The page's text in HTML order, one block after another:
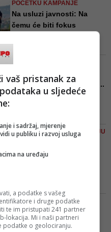
što većem broju trebaju izaći na
izbore i dati glas političkoj opciji
POČETKU KAMPANJE
Na usluzi javnosti: Na
čemu će biti fokus
Efendić, Općinu Vogošća Edin
Smajić, Općinu Centar Nedžad
Ajnadžić, Općinu Trnovo Ibro
Fikret Prevlj...
kandidati su u Sarajevu: ...
"Čapljinska neovisna stranka –
Srebreniku, Tuzli, Živinicama,
Kalesiji, Zenici, Livnu, Ilijašu i
DOBROVOLJCI U SPAŠAVANJU
prima volontere: Ovo su
objavljivanja Konkursa, a
najkasnije do 11. 10. 2020.
godine do 12 sati
VIŠE OD 30 HILJADA
KANDIDATA
CIK objavio preliminarne
vaš pristanak za
u sljedeće
i sadržaj, mjerenje
u publiku i razvoj usluga
na uređaju
a podatke s vašeg
i druge podatke
te im pristupati 241 partner
lokacija. Mi i naši partneri
podatke o geolociranju.